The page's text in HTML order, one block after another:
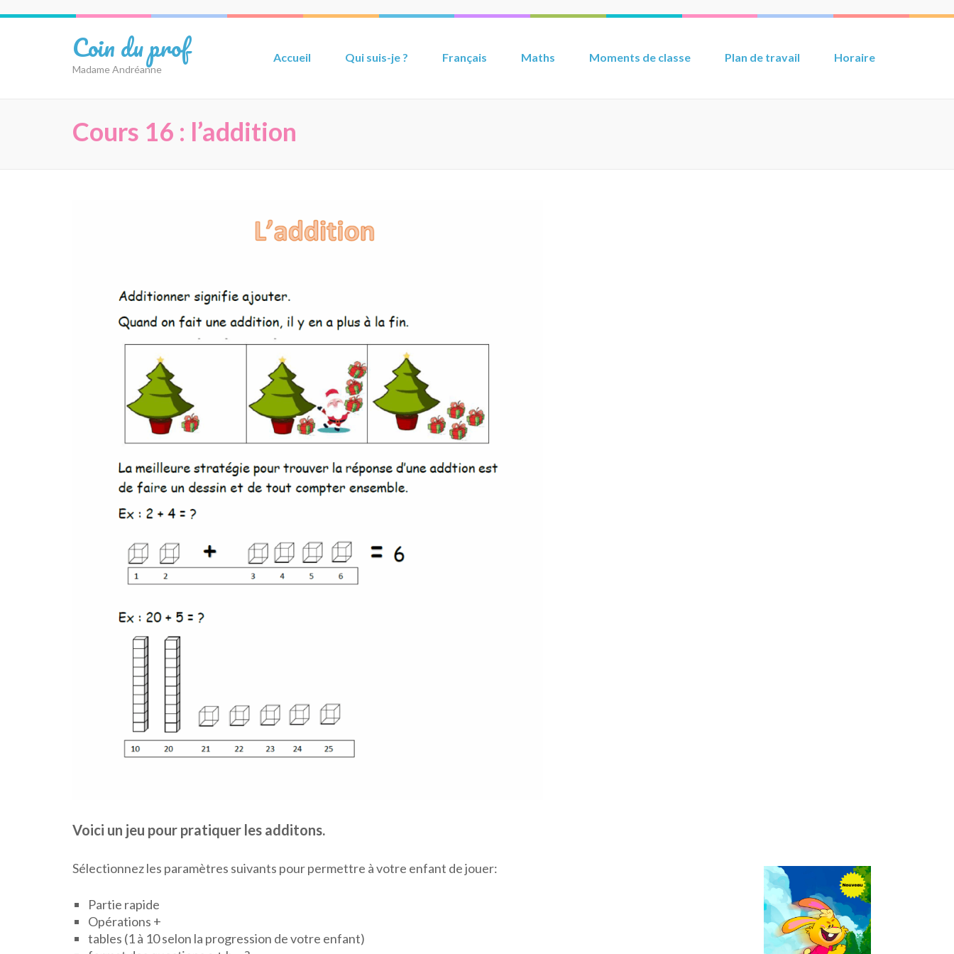
Coin du prof
Madame Andréanne
Accueil Qui suis-je ? Français Maths Moments de classe Plan de travail Horaire
Cours 16 : l’addition
Voici un jeu pour pratiquer les additons.
Sélectionnez les paramètres suivants pour permettre à votre enfant de jouer:
Partie rapide
Opérations +
tables (1 à 10 selon la progression de votre enfant)